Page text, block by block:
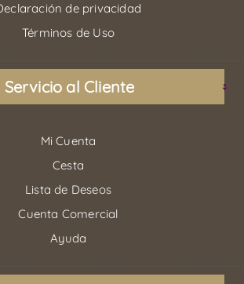
de privacidad
Términos de Uso
Servicio al Cliente
Mi Cuenta
Cesta
Lista de Deseos
Cuenta Comercial
Ayuda